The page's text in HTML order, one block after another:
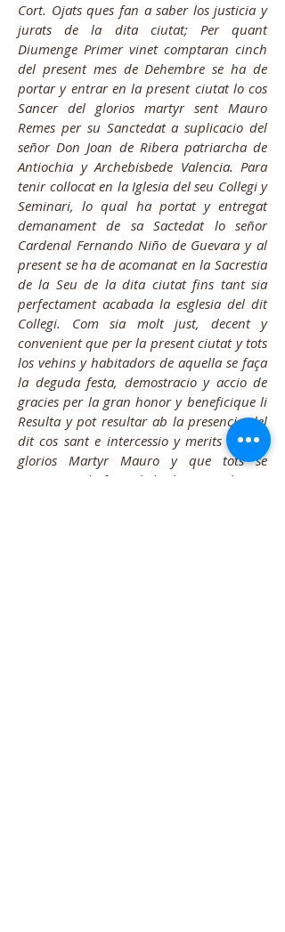
Cort. Ojats ques fan a saber los justicia y
jurats de la dita ciutat; Per quant
Diumenge Primer vinet comptaran cinch
del present mes de Dehembre se ha de
portar y entrar en la present ciutat lo cos
Sancer del glorios martyr sent Mauro
Remes per su Sanctedat a suplicacio del
señor Don Joan de Ribera patriarcha de
Antiochia y Archebisbede Valencia. Para
tenir collocat en la Iglesia del seu Collegi y
Seminari, lo qual ha portat y entregat
demanament de sa Sactedat lo señor
Cardenal Fernando Niño de Guevara y al
present se ha de acomanat en la Sacrestia
de la Seu de la dita ciutat fins tant sia
perfectament acabada la esglesia del dit
Collegi. Com sia molt just, decent y
convenient que per la present ciutat y tots
los vehins y habitadors de aquella se faça
la deguda festa, demostracio y accio de
gracies per la gran honor y beneficique li
Resulta y pot resultar ab la presencia del
dit cos sant e intercessio y merits del dit
glorios Martyr Mauro y que tots se
preparen a la festa de la dita entrada. Per